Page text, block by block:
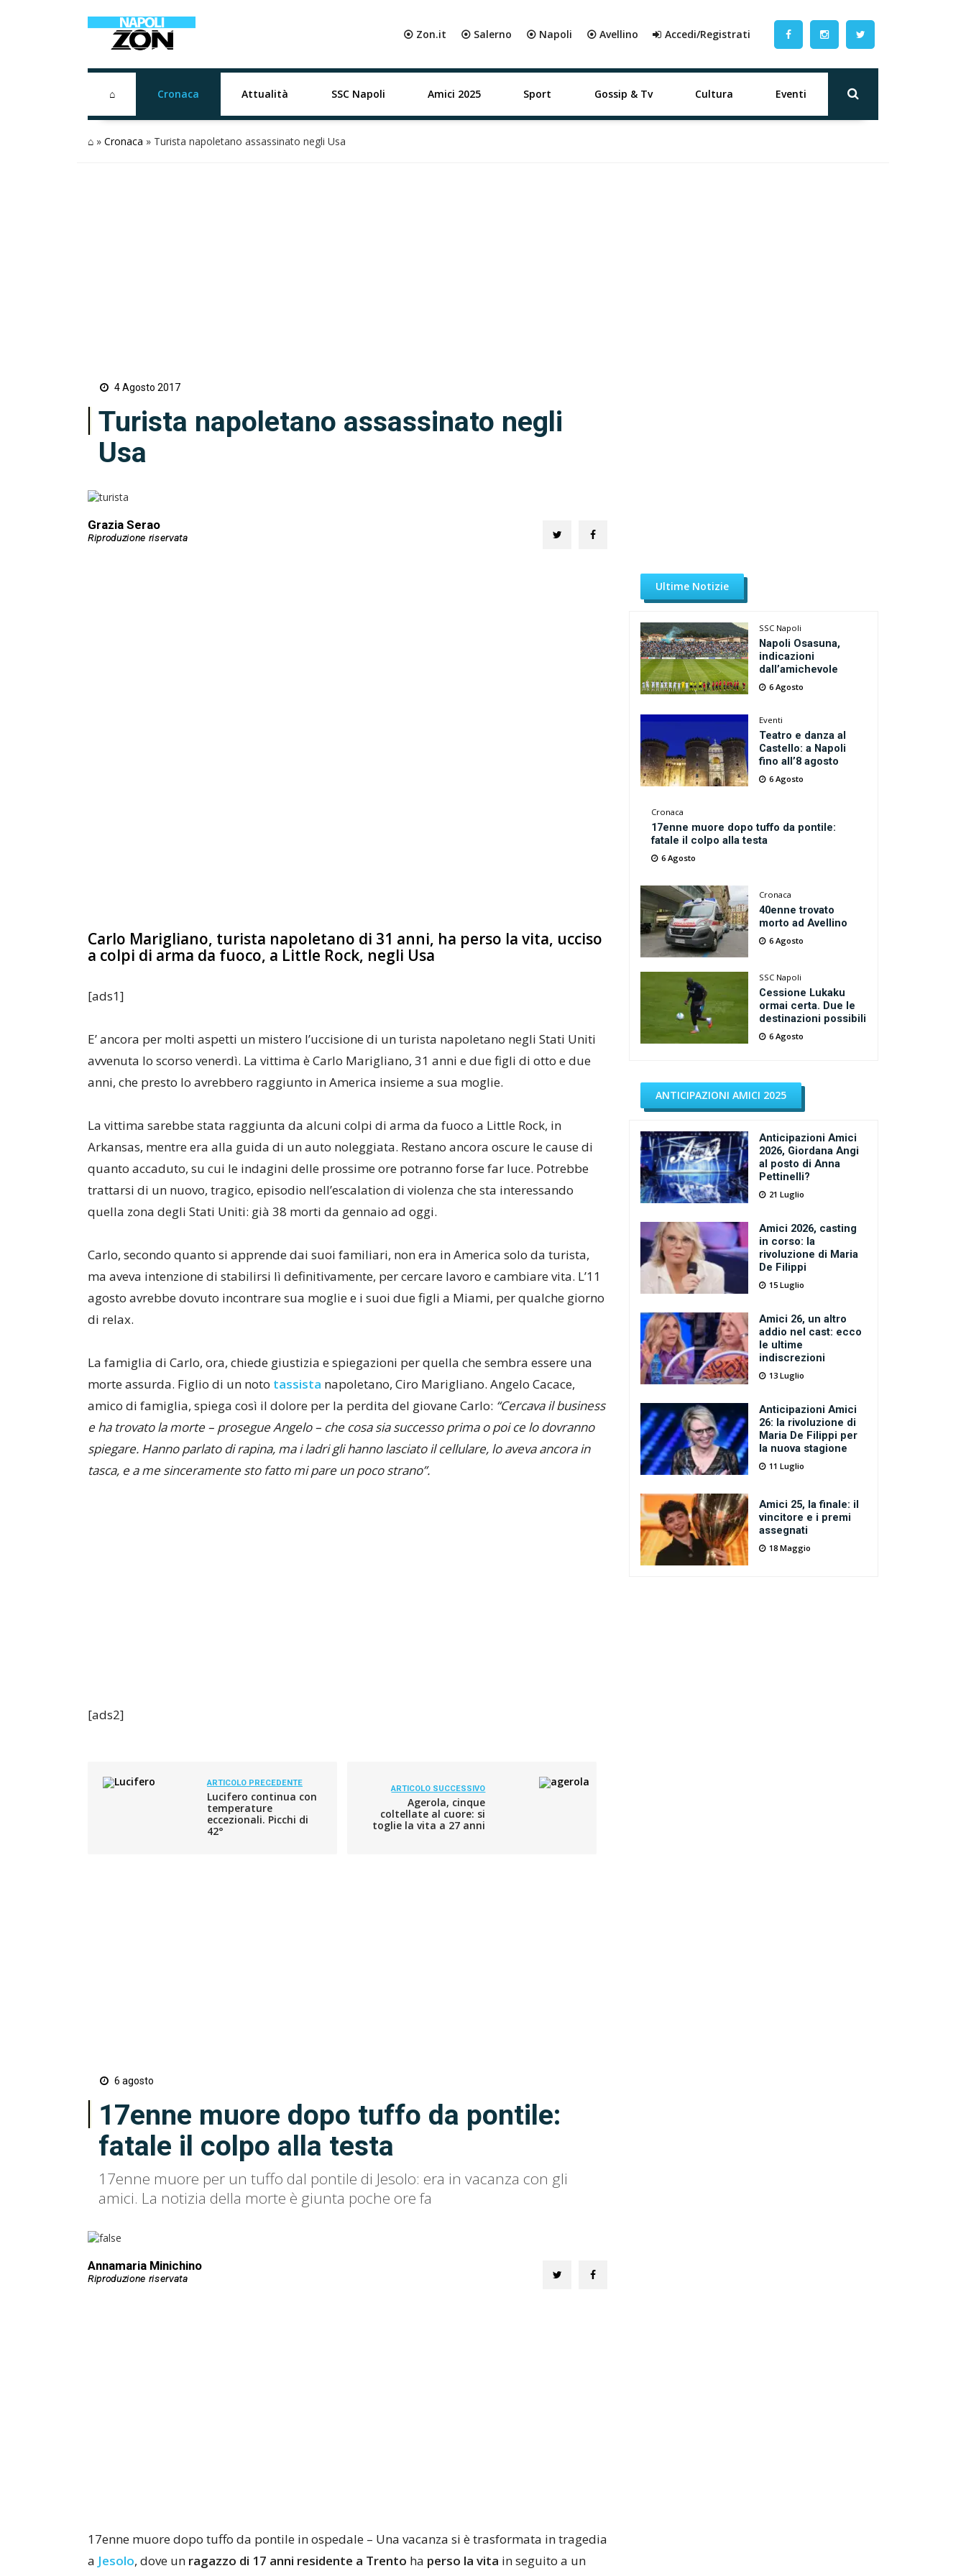
⦿ Zon.it ⦿ Salerno ⦿ Napoli ⦿ Avellino Accedi/Registrati
⌂ Cronaca Attualità SSC Napoli Amici 2025 Sport Gossip & Tv Cultura Eventi
⌂ » Cronaca » Turista napoletano assassinato negli Usa
4 Agosto 2017
Turista napoletano assassinato negli
Usa
Grazia Serao
Carlo Marigliano, turista napoletano di 31 anni, ha perso la vita, ucciso
a colpi di arma da fuoco, a Little Rock, negli Usa
[ads1]
E’ ancora per molti aspetti un mistero l’uccisione di un turista napoletano negli Stati Uniti
avvenuta lo scorso venerdì. La vittima è Carlo Marigliano, 31 anni e due figli di otto e due
anni, che presto lo avrebbero raggiunto in America insieme a sua moglie.
La vittima sarebbe stata raggiunta da alcuni colpi di arma da fuoco a Little Rock, in
Arkansas, mentre era alla guida di un auto noleggiata. Restano ancora oscure le cause di
quanto accaduto, su cui le indagini delle prossime ore potranno forse far luce. Potrebbe
trattarsi di un nuovo, tragico, episodio nell’escalation di violenza che sta interessando
quella zona degli Stati Uniti: già 38 morti da gennaio ad oggi.
Carlo, secondo quanto si apprende dai suoi familiari, non era in America solo da turista,
ma aveva intenzione di stabilirsi lì definitivamente, per cercare lavoro e cambiare vita. L’11
agosto avrebbe dovuto incontrare sua moglie e i suoi due figli a Miami, per qualche giorno
di relax.
La famiglia di Carlo, ora, chiede giustizia e spiegazioni per quella che sembra essere una
morte assurda. Figlio di un noto tassista napoletano, Ciro Marigliano. Angelo Cacace,
amico di famiglia, spiega così il dolore per la perdita del giovane Carlo: “Cercava il business
e ha trovato la morte – prosegue Angelo – che cosa sia successo prima o poi ce lo dovranno
spiegare. Hanno parlato di rapina, ma i ladri gli hanno lasciato il cellulare, lo aveva ancora in
tasca, e a me sinceramente sto fatto mi pare un poco strano”.
[ads2]
ARTICOLO PRECEDENTE
Lucifero continua con
temperature
eccezionali. Picchi di
42°
ARTICOLO SUCCESSIVO
Agerola, cinque
coltellate al cuore: si
toglie la vita a 27 anni
6 agosto
17enne muore dopo tuffo da pontile:
fatale il colpo alla testa
17enne muore per un tuffo dal pontile di Jesolo: era in vacanza con gli
amici. La notizia della morte è giunta poche ore fa
Annamaria Minichino
17enne muore dopo tuffo da pontile in ospedale – Una vacanza si è trasformata in tragedia
a Jesolo, dove un ragazzo di 17 anni residente a Trento ha perso la vita in seguito a un
Ultime Notizie
SSC Napoli
Napoli Osasuna,
indicazioni
dall’amichevole
6 Agosto
Eventi
Teatro e danza al
Castello: a Napoli
fino all’8 agosto
6 Agosto
Cronaca
17enne muore dopo tuffo da pontile:
fatale il colpo alla testa
6 Agosto
Cronaca
40enne trovato
morto ad Avellino
6 Agosto
SSC Napoli
Cessione Lukaku
ormai certa. Due le
destinazioni possibili
6 Agosto
ANTICIPAZIONI AMICI 2025
Anticipazioni Amici
2026, Giordana Angi
al posto di Anna
Pettinelli?
21 Luglio
Amici 2026, casting
in corso: la
rivoluzione di Maria
De Filippi
15 Luglio
Amici 26, un altro
addio nel cast: ecco
le ultime
indiscrezioni
13 Luglio
Anticipazioni Amici
26: la rivoluzione di
Maria De Filippi per
la nuova stagione
11 Luglio
Amici 25, la finale: il
vincitore e i premi
assegnati
18 Maggio